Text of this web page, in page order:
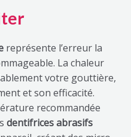
représente l’erreur la
La chaleur
votre gouttière,
et son efficacité.
recommandée
dentifrices abrasifs